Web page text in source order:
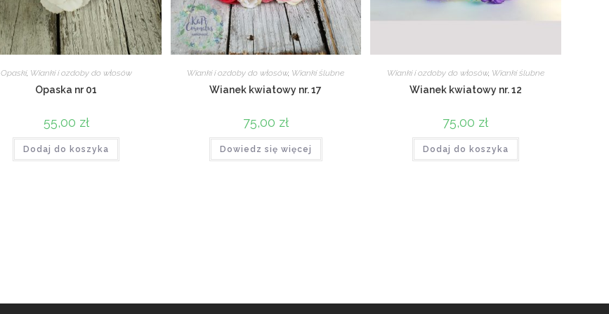
Opaski, Wianki i ozdoby do włosów
Opaska nr 01
55,00 zł
Dodaj do koszyka
Wianki i ozdoby do włosów, Wianki ślubne
Wianek kwiatowy nr. 17
75,00 zł
Dowiedz się więcej
Wianki i ozdoby do włosów, Wianki ślubne
Wianek kwiatowy nr. 12
75,00 zł
Dodaj do koszyka